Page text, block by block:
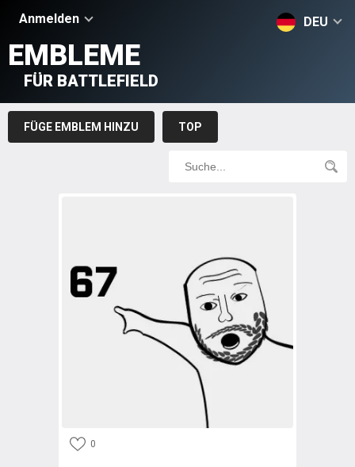
Anmelden DEU
EMBLEME
FÜR BATTLEFIELD
FÜGE EMBLEM HINZU TOP
0